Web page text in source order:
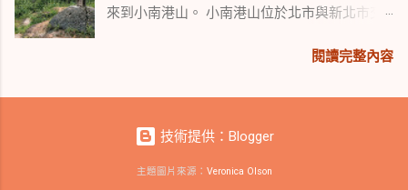
來到小南港山。 小南港山位於北市與新北市交
我們走在平坦的階梯步道，走在山稜線眺望台
閱讀完整內容
技術提供：Blogger
主題圖片來源： Veronica Olson